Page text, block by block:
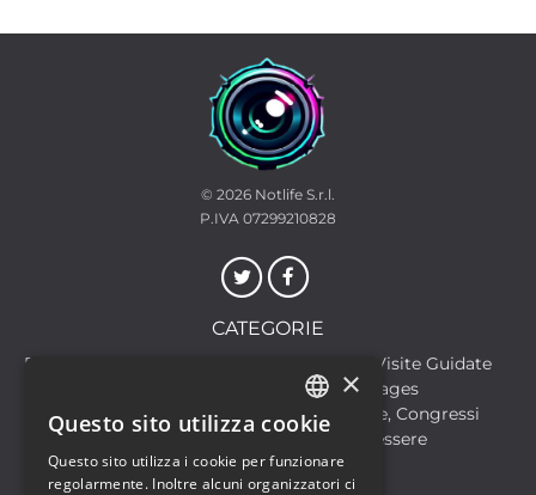
© 2026 Notlife S.r.l.
P.IVA 07299210828
CATEGORIE
Discoteche
Escursioni & Visite Guidate
Food & Beverages
Formazione
Meeting, Fiere, Congressi
Musica, Eventi Live, Club
Salute & Benessere
Sport & Motori
ITALIAN
ENGLISH
×
Questo sito utilizza cookie
Questo sito utilizza i cookie per funzionare
regolarmente. Inoltre alcuni organizzatori ci